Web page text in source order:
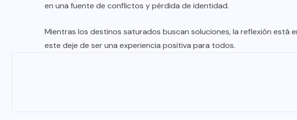
en una fuente de conflictos y pérdida de identidad.
Mientras los destinos saturados buscan soluciones, la reflexión está
este deje de ser una experiencia positiva para todos.